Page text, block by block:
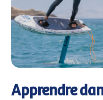
Apprendre